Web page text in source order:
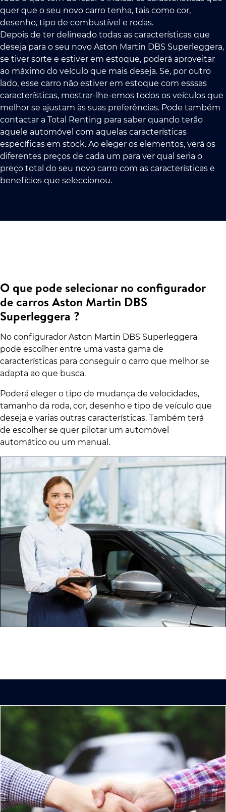
quer que o seu novo carro tenha, tais como cor,
desenho, tipo de combustível e rodas.
Depois de ter delineado todas as características que
deseja para o seu novo Aston Martin DBS Superleggera,
se tiver sorte e estiver em estoque, poderá aproveitar
ao máximo do veículo que mais deseja. Se, por outro
lado, esse carro não estiver em estoque com esssas
características, mostrar-lhe-emos todos os veículos que
melhor se ajustam às suas preferências. Pode também
contactar a Total Renting para saber quando terão
aquele automóvel com aquelas características
específicas em stock. Ao eleger os elementos, verá os
diferentes preços de cada um para ver qual seria o
preço total do seu novo carro com as características e
benefícios que seleccionou.
O que pode selecionar no configurador
de carros Aston Martin DBS
Superleggera ?
No configurador Aston Martin DBS Superleggera
pode escolher entre uma vasta gama de
características para conseguir o carro que melhor se
adapta ao que busca.
Poderá eleger o tipo de mudança de velocidades,
tamanho da roda, cor, desenho e tipo de veículo que
deseja e varias outras características. Também terá
de escolher se quer pilotar um automóvel
automático ou um manual.